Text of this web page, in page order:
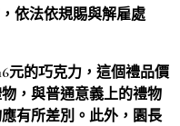
依法依規賜與解雇處
元的巧克力，這個禮品價
，與普通意義上的禮物
有所差別。此外，園長